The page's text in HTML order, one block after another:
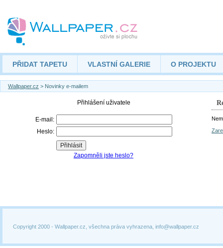
PŘIDAT TAPETU VLASTNÍ GALERIE O PROJEKTU
Wallpaper.cz > Novinky e-mailem
Copyright 2000 - Wallpaper.cz, všechna práva vyhrazena, info@wallpaper.cz